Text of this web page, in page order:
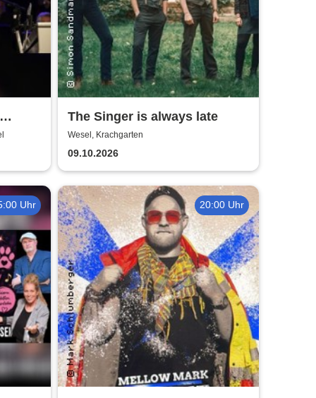
&
The Singer is always late
Wesel, Krachgarten
09.10.2026
Uhr 20:00 Uhr